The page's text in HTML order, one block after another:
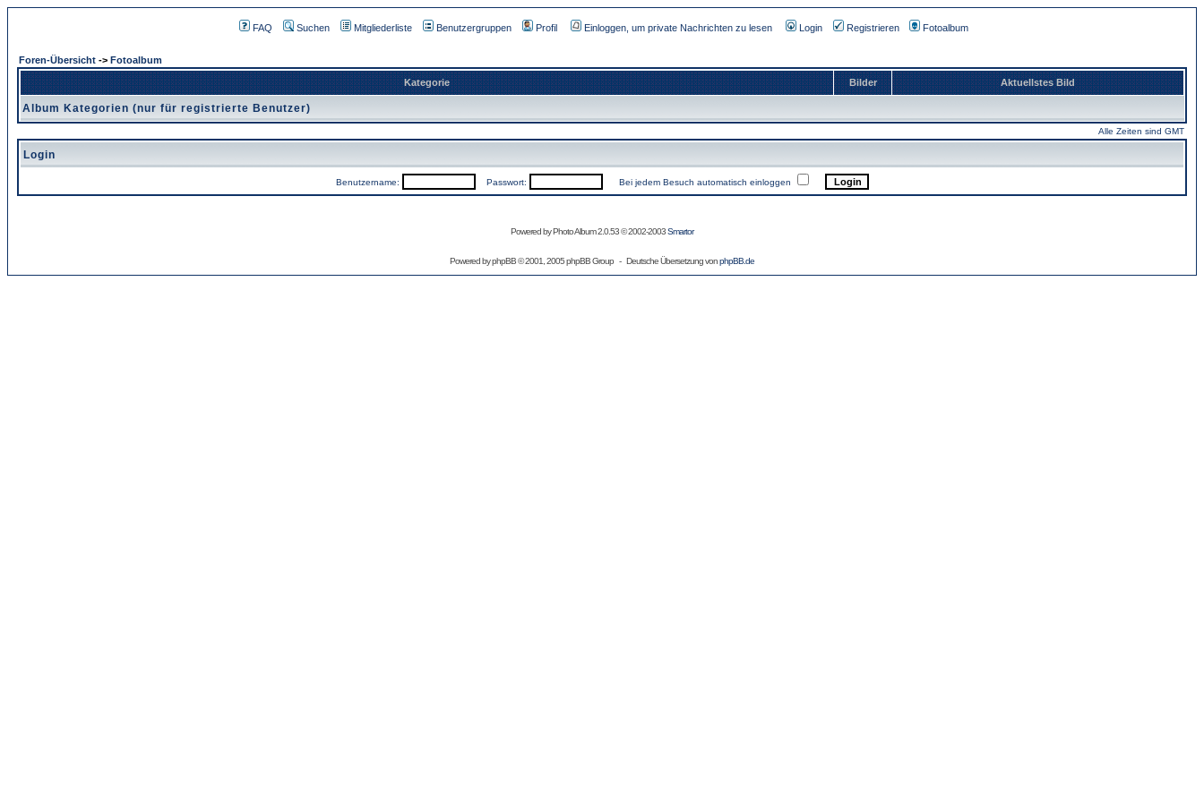
FAQ Suchen Mitgliederliste Benutzergruppen Profil Einloggen, um private Nachrichten zu lesen Login Registrieren Fotoalbum
Foren-Übersicht -> Fotoalbum
Kategorie Bilder Aktuellstes Bild
Album Kategorien (nur für registrierte Benutzer)
Alle Zeiten sind GMT
Login
Benutzername: Passwort: Bei jedem Besuch automatisch einloggen
Powered by Photo Album 2.0.53 © 2002-2003Smartor
Powered byphpBB© 2001, 2005 phpBB Group - Deutsche Übersetzung vonphpBB.de